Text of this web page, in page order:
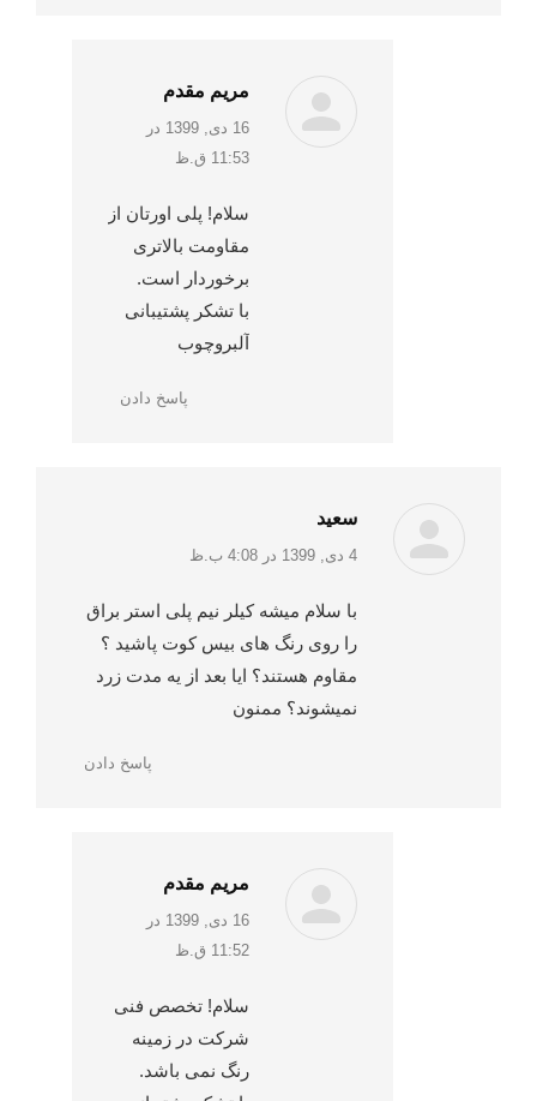
مریم مقدم
:
16 دی, 1399 در
11:53 ق.ظ
سلام! پلی اورتان از
مقاومت بالاتری
برخوردار است.
با تشکر پشتیبانی
آلبروچوب
پاسخ دادن
سعید
:4 دی, 1399 در 4:08 ب.ظ
با سلام میشه کیلر نیم پلی استر براق
را روی رنگ های بیس کوت پاشید ؟
مقاوم هستند؟ ایا بعد از یه مدت زرد
نمیشوند؟ ممنون
پاسخ دادن
مریم مقدم
:
16 دی, 1399 در
11:52 ق.ظ
سلام! تخصص فنی
شرکت در زمینه
رنگ نمی باشد.